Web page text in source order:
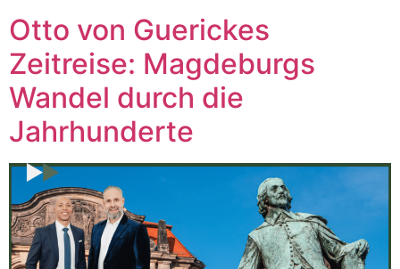
Otto von Guerickes
Zeitreise: Magdeburgs
Wandel durch die
Jahrhunderte